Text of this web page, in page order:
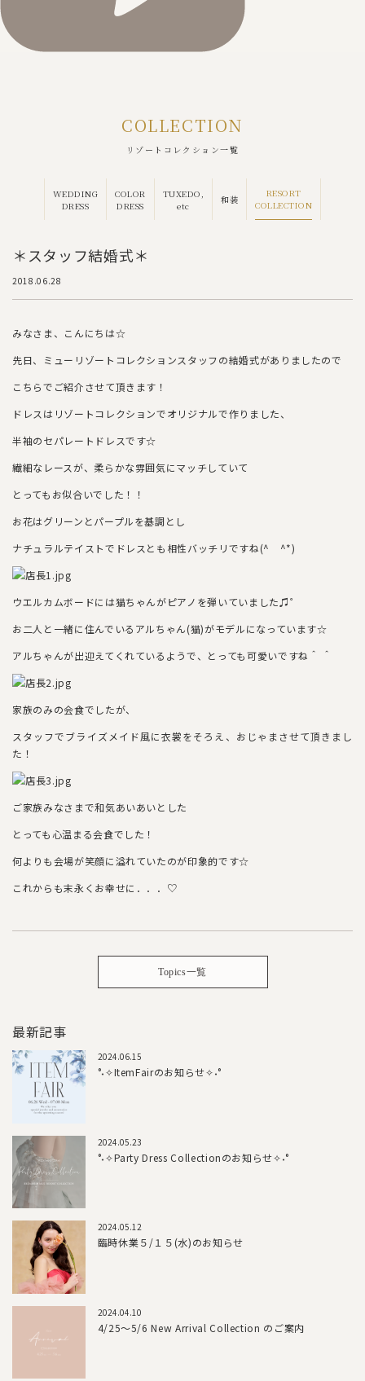
COLLECTION
リゾートコレクション一覧
WEDDING
DRESS
COLOR
DRESS
TUXEDO,
etc
和装
RESORT
COLLECTION
＊スタッフ結婚式＊
2018.06.28
みなさま、こんにちは☆
先日、ミューリゾートコレクションスタッフの結婚式がありましたので
こちらでご紹介させて頂きます！
ドレスはリゾートコレクションでオリジナルで作りました、
半袖のセパレートドレスです☆
繊細なレースが、柔らかな雰囲気にマッチしていて
とってもお似合いでした！！
お花はグリーンとパープルを基調とし
ナチュラルテイストでドレスとも相性バッチリですね(^ ^*)
ウエルカムボードには猫ちゃんがピアノを弾いていました♫゜
お二人と一緒に住んでいるアルちゃん(猫)がモデルになっています☆
アルちゃんが出迎えてくれているようで、とっても可愛いですね＾ ＾
家族のみの会食でしたが、
スタッフでブライズメイド風に衣裳をそろえ、おじゃまさせて頂きまし
た！
ご家族みなさまで和気あいあいとした
とっても心温まる会食でした！
何よりも会場が笑顔に溢れていたのが印象的です☆
これからも末永くお幸せに．．．♡
Topics一覧
最新記事
2024.06.15
°˖✧ItemFairのお知らせ✧˖°
2024.05.23
°˖✧Party Dress Collectionのお知らせ✧˖°
2024.05.12
臨時休業５/１５(水)のお知らせ
2024.04.10
4/25～5/6 New Arrival Collection のご案内